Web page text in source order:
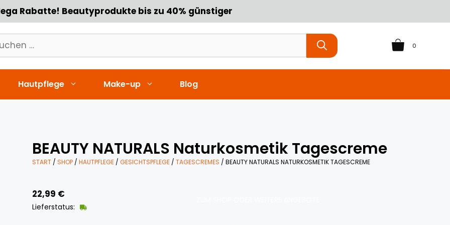
Rabatte! Beautyprodukte bis zu 40% günstiger
0
Hautpflege Make-up Blog
BEAUTY NATURALS Naturkosmetik Tagescreme
START / SHOP / HAUTPFLEGE / GESICHTSPFLEGE / TAGESCREMES / BEAUTY NATURALS NATURKOSMETIK TAGESCREME
22,99 €
Lieferstatus: